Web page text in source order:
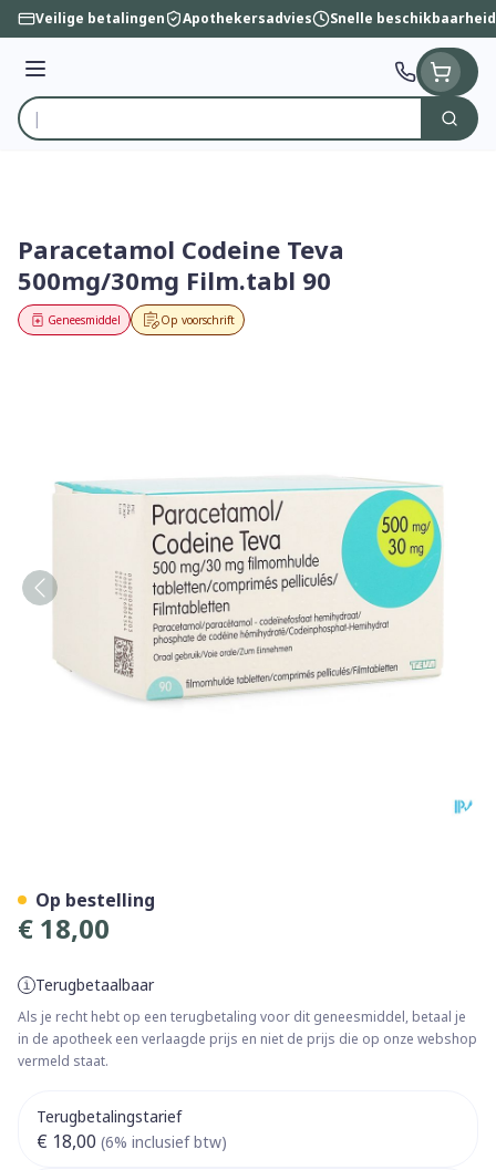
Ga naar de inhoud
Veilige betalingen Apothekersadvies Snelle beschikbaarheid
Menu
Product, merk, categorie...
Zoek
Paracetamol Codeine Teva
500mg/30mg Film.tabl 90
Op voorschrift
Geneesmiddel
€ 18,00
Terugbetaalbaar
Als je recht hebt op een terugbetaling voor dit geneesmiddel, betaal je
in de apotheek een verlaagde prijs en niet de prijs die op onze webshop
vermeld staat.
Terugbetalingstarief
€ 18,00 (6% inclusief btw)
Op bestelling